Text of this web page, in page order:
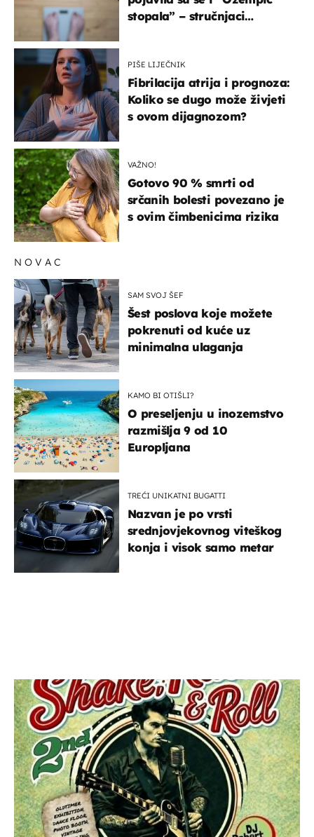
stopala” – stručnjaci
PIŠE LIJEČNIK
Fibrilacija atrija i prognoza:
Koliko se dugo može živjeti
s ovom dijagnozom?
VAŽNO!
Gotovo 90 % smrti od
srčanih bolesti povezano je
s ovim čimbenicima rizika
NOVAC
SAM SVOJ ŠEF
Šest poslova koje možete
pokrenuti od kuće uz
minimalna ulaganja
KAMO BI OTIŠLI?
O preseljenju u inozemstvo
razmišlja 9 od 10
Europljana
TREĆI UNIKATNI BUGATTI
Nazvan je po vrsti
srednjovjekovnog viteškog
konja i visok samo metar